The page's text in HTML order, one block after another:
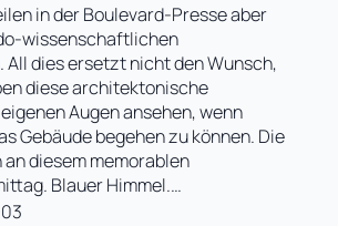
in der Boulevard-Presse aber
wissenschaftlichen
dies ersetzt nicht den Wunsch,
diese architektonische
Augen ansehen, wenn
Gebäude begehen zu können. Die
diesem memorablen
Blauer Himmel.…